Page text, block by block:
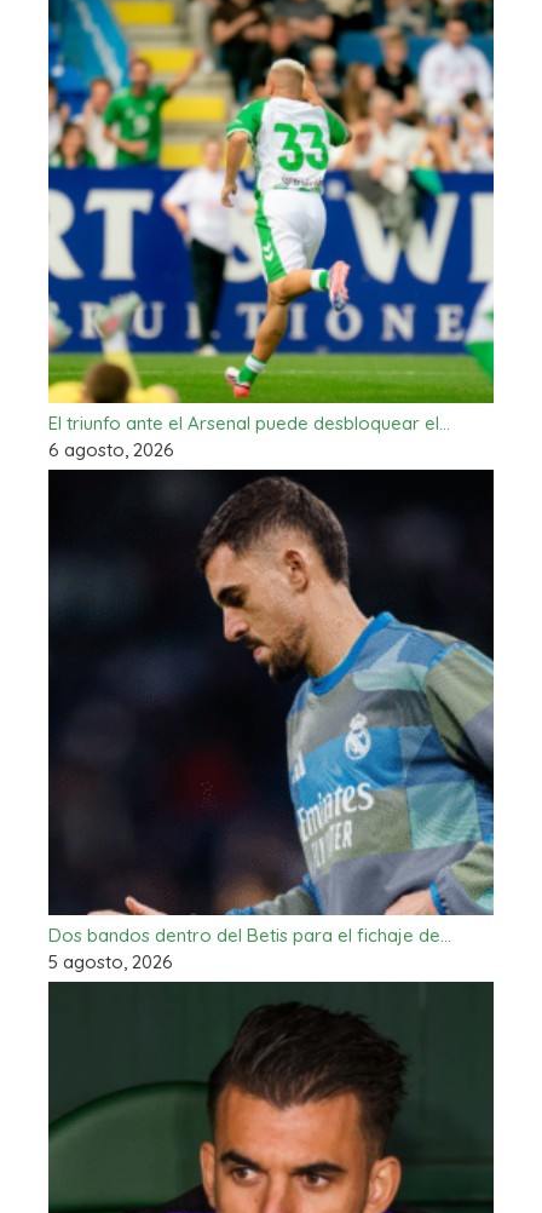
El triunfo ante el Arsenal puede desbloquear el…
6 agosto, 2026
Dos bandos dentro del Betis para el fichaje de…
5 agosto, 2026